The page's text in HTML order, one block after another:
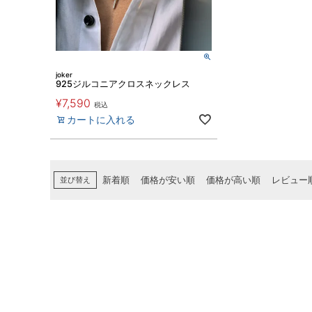
joker
925ジルコニアクロスネックレス
¥7,590 税込
カートに入れる
並び替え 新着順 価格が安い順 価格が高い順 レビュー